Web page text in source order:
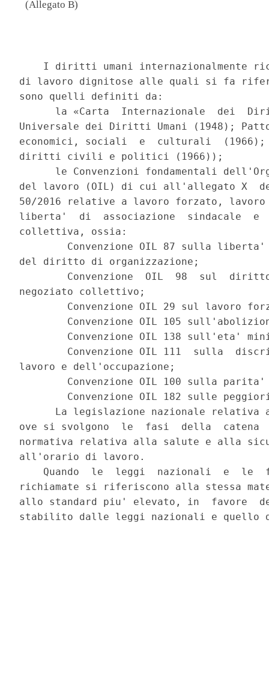
(Allegato B)
I diritti umani internazionalmente
di lavoro dignitose alle quali si fa
sono quelli definiti da:
la «Carta  Internazionale  dei
Universale dei Diritti Umani (1948);
economici, sociali  e  culturali
diritti civili e politici (1966));
le Convenzioni fondamentali
del lavoro (OIL) di cui all'allegato X
50/2016 relative a lavoro forzato,
liberta'  di  associazione  sindacale  e
collettiva, ossia:
Convenzione OIL 87 sulla
del diritto di organizzazione;
Convenzione  OIL  98  sul
negoziato collettivo;
Convenzione OIL 29 sul lavoro
Convenzione OIL 105
Convenzione OIL 138 sull'eta'
Convenzione OIL 111  sulla
lavoro e dell'occupazione;
Convenzione OIL 100 sulla
Convenzione OIL 182 sulle
La legislazione nazionale relativa
ove si svolgono  le  fasi  della
normativa relativa alla salute e alla
all'orario di lavoro.
Quando  le  leggi  nazionali  e  le
richiamate si riferiscono alla stessa
allo standard piu' elevato, in  favore